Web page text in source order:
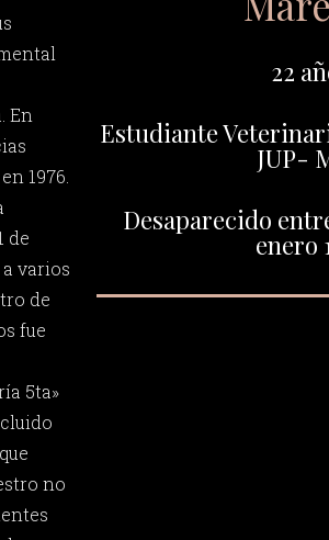
En
1976.
de
varios
de
fue
5ta»
no
22
Estudiante
JUP-
Desaparecido
enero